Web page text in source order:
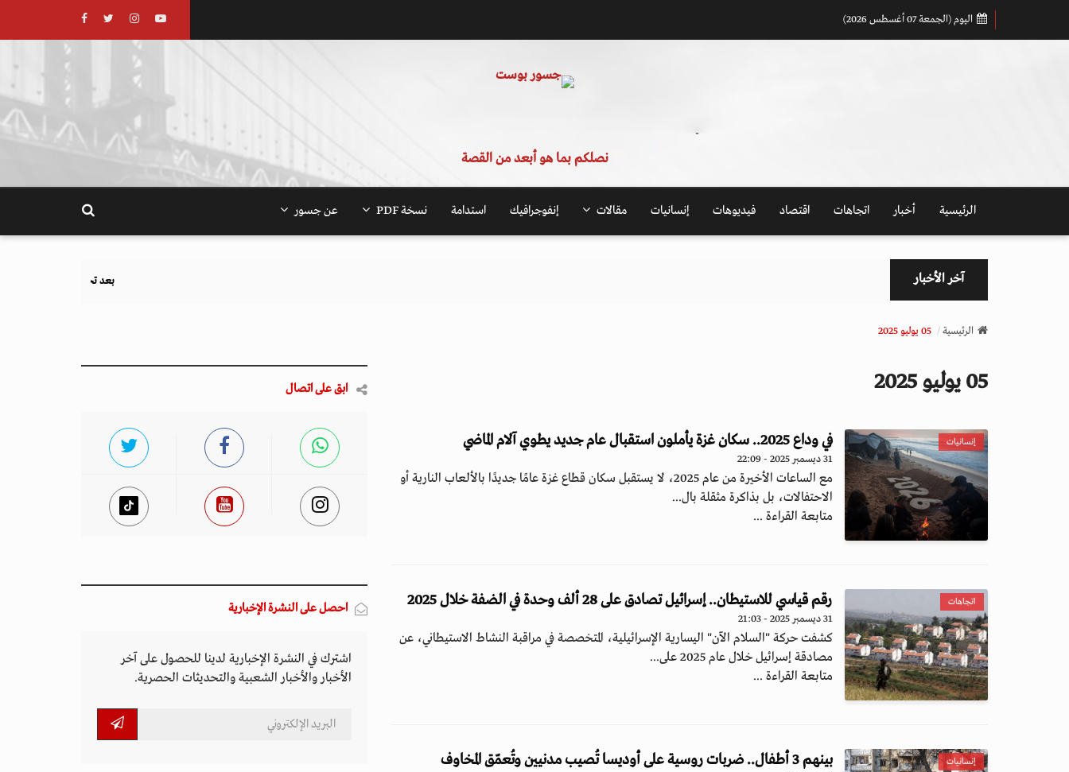
اليوم (الجمعة 07 أغسطس 2026)
نصلكم بما هو أبعد من القصة
الرئيسية أخبار اتجاهات اقتصاد فيديوهات إنسانيات مقالات إنفوجرافيك استدامة نسخة PDF عن جسور
آخر الأخبار بعد تحذيرات أوروبية.. كيف يهدد نظام الغذاء والزراعة
الرئيسية 05 يوليو 2025
05 يوليو 2025
إنسانيات في وداع 2025.. سكان غزة يأملون استقبال عام جديد يطوي آلام الماضي
31 ديسمبر 2025 - 22:09
مع الساعات الأخيرة من عام 2025، لا يستقبل سكان قطاع غزة عامًا جديدًا بالألعاب النارية أو
الاحتفالات، بل بذاكرة مثقلة بال...
متابعة القراءة ...
اتجاهات رقم قياسي للاستيطان.. إسرائيل تصادق على 28 ألف وحدة في الضفة خلال 2025
31 ديسمبر 2025 - 21:03
كشفت حركة "السلام الآن" اليسارية الإسرائيلية، المتخصصة في مراقبة النشاط الاستيطاني، عن
مصادقة إسرائيل خلال عام 2025 على...
متابعة القراءة ...
إنسانيات
بينهم 3 أطفال.. ضربات روسية على أوديسا تُصيب مدنيين وتُعمّق المخاوف
ابق على اتصال
احصل على النشرة الإخبارية
اشترك في النشرة الإخبارية لدينا للحصول على آخر
الأخبار والأخبار الشعبية والتحديثات الحصرية.